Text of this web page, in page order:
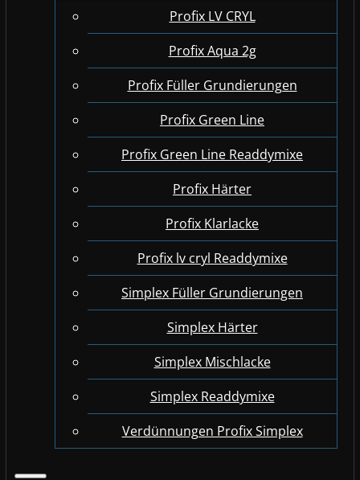
Profix LV CRYL
Profix Aqua 2g
Profix Füller Grundierungen
Profix Green Line
Profix Green Line Readdymixe
Profix Härter
Profix Klarlacke
Profix lv cryl Readdymixe
Simplex Füller Grundierungen
Simplex Härter
Simplex Mischlacke
Simplex Readdymixe
Verdünnungen Profix Simplex